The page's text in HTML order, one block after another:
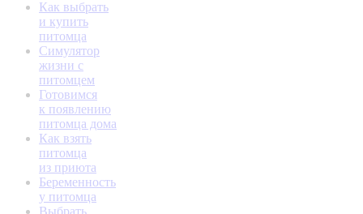
Как выбрать
и купить
питомца
Симулятор
жизни с
питомцем
Готовимся
к появлению
питомца дома
Как взять
питомца
из приюта
Беременность
у питомца
Выбрать